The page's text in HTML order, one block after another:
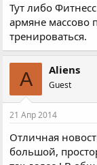
Тут либо
армяне массово
тренироваться.
A Aliens
Guest
21 Апр 2014
Отличная
большой,